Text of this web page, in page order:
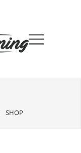
SHOP